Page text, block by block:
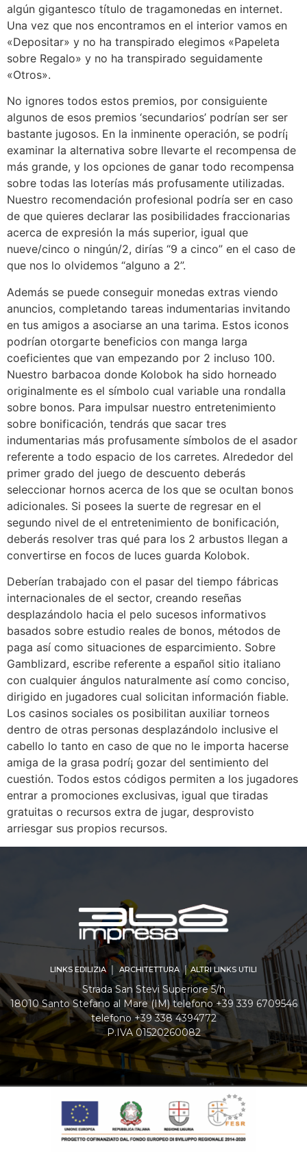
algún gigantesco título de tragamonedas en internet.
Una vez que nos encontramos en el interior vamos en
«Depositar» y no ha transpirado elegimos «Papeleta
sobre Regalo» y no ha transpirado seguidamente
«Otros».
No ignores todos estos premios, por consiguiente
algunos de esos premios ‘secundarios’ podrían ser ser
bastante jugosos. En la inminente operación, se podrí¡
examinar la alternativa sobre llevarte el recompensa de
más grande, y los opciones de ganar todo recompensa
sobre todas las loterías más profusamente utilizadas.
Nuestro recomendación profesional podrí­a ser en caso
de que quieres declarar las posibilidades fraccionarias
acerca de expresión la más superior, igual que
nueve/cinco o ningún/2, dirías “9 a cinco” en el caso de
que nos lo olvidemos “alguno a 2”.
Además se puede conseguir monedas extras viendo
anuncios, completando tareas indumentarias invitando
en tus amigos a asociarse an una tarima. Estos iconos
podrían otorgarte beneficios con manga larga
coeficientes que van empezando por 2 incluso 100.
Nuestro barbacoa donde Kolobok ha sido horneado
originalmente es el símbolo cual variable una rondalla
sobre bonos. Para impulsar nuestro entretenimiento
sobre bonificación, tendrás que sacar tres
indumentarias más profusamente símbolos de el asador
referente a todo espacio de los carretes. Alrededor del
primer grado del juego de descuento deberás
seleccionar hornos acerca de los que se ocultan bonos
adicionales. Si posees la suerte de regresar en el
segundo nivel de el entretenimiento de bonificación,
deberás resolver tras qué para los 2 arbustos llegan a
convertirse en focos de luces guarda Kolobok.
Deberían trabajado con el pasar del tiempo fábricas
internacionales de el sector, creando reseñas
desplazándolo hacia el pelo sucesos informativos
basados sobre estudio reales de bonos, métodos de
paga así­ como situaciones de esparcimiento. Sobre
Gamblizard, escribe referente a español sitio italiano
con cualquier ángulos naturalmente así­ como conciso,
dirigido en jugadores cual solicitan información fiable.
Los casinos sociales os posibilitan auxiliar torneos
dentro de otras personas desplazándolo inclusive el
cabello lo tanto en caso de que no le importa hacerse
amiga de la grasa podrí¡ gozar del sentimiento del
cuestión. Todos estos códigos permiten a los jugadores
entrar a promociones exclusivas, igual que tiradas
gratuitas o recursos extra de jugar, desprovisto
arriesgar sus propios recursos.
LINKS EDILIZIA │ ARCHITETTURA │ ALTRI LINKS UTILI
Strada San Stevi Superiore 5/h
18010 Santo Stefano al Mare (IM) telefono +39 339 6709546
telefono +39 338 4394772
P.IVA 01520260082